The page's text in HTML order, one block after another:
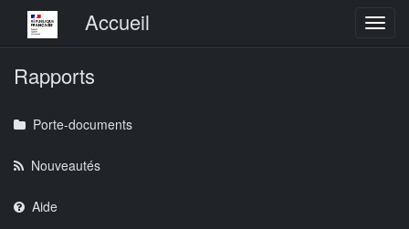
Menu principalAccueil
Rapports
Porte-documents
Nouveautés
Aide